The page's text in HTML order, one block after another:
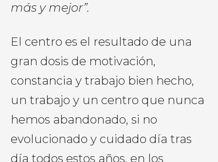
más y mejor”.
El centro es el resultado de una
gran dosis de motivación,
constancia y trabajo bien hecho,
un trabajo y un centro que nunca
hemos abandonado, si no
evolucionado y cuidado día tras
día todos estos años, en los